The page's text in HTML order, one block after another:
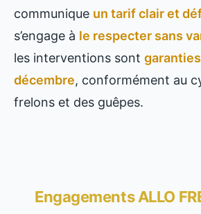
communique un tarif clair et
s’engage à le respecter sans
les interventions sont garanties
décembre, conformément au
frelons et des guêpes.
Engagements ALLO